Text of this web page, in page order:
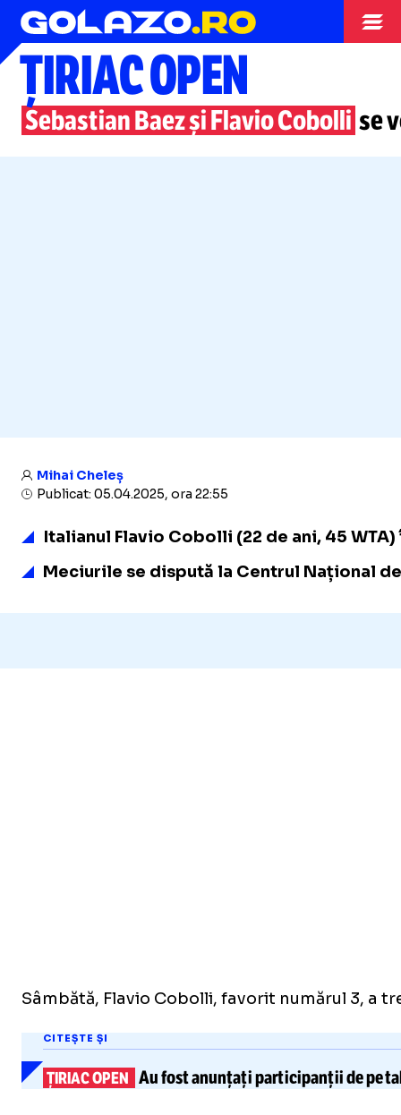
Tenis
ȚIRIAC OPEN
Sebastian Baez și Flavio Cobolli se
Mihai Cheleș
Publicat: 05.04.2025, ora 22:55
Italianul Flavio Cobolli (22 de ani, 45
Meciurile se dispută la Centrul Național
Sâmbătă, Flavio Cobolli, favorit numărul 3, a
CITEȘTE ȘI
ȚIRIAC OPEN Au fost anunțațiparticipanțiide pe